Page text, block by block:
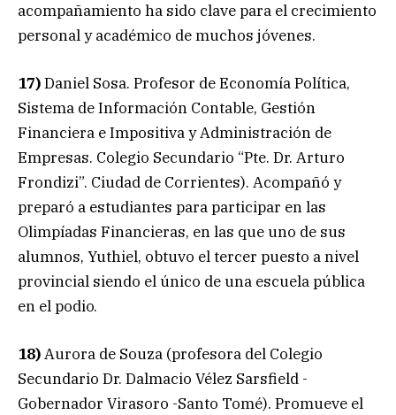
acompañamiento ha sido clave para el crecimiento
personal y académico de muchos jóvenes.
17)Daniel Sosa. Profesor de Economía Política,
Sistema de Información Contable, Gestión
Financiera e Impositiva y Administración de
Empresas. Colegio Secundario “Pte. Dr. Arturo
Frondizi”. Ciudad de Corrientes). Acompañó y
preparó a estudiantes para participar en las
Olimpíadas Financieras, en las que uno de sus
alumnos, Yuthiel, obtuvo el tercer puesto a nivel
provincial siendo el único de una escuela pública
en el podio.
18)Aurora de Souza (profesora del Colegio
Secundario Dr. Dalmacio Vélez Sarsfield -
Gobernador Virasoro -Santo Tomé). Promueve el